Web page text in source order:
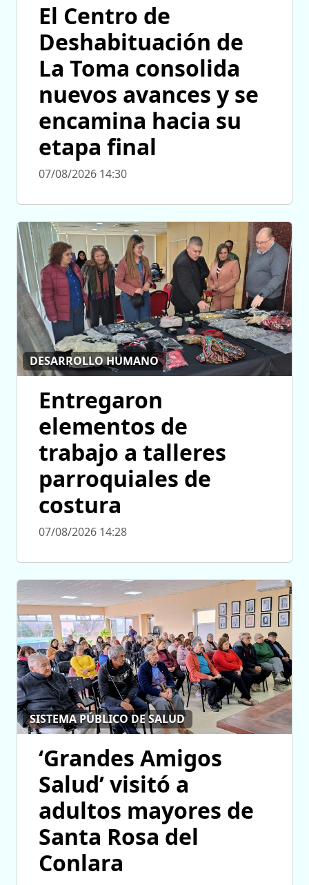
El Centro de
Deshabituación de
La Toma consolida
nuevos avances y se
encamina hacia su
etapa final
07/08/2026 14:30
DESARROLLO HUMANO
Entregaron
elementos de
trabajo a talleres
parroquiales de
costura
07/08/2026 14:28
SISTEMA PÚBLICO DE SALUD
‘Grandes Amigos
Salud’ visitó a
adultos mayores de
Santa Rosa del
Conlara